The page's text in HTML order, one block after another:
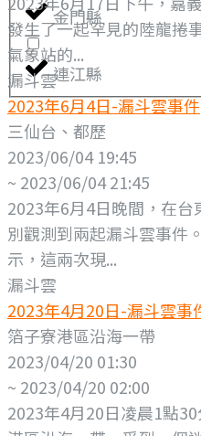
金門縣
連江縣
發生了一起罕見的陸龍捲
氣象站的...
漏斗雲
2023年6月4日-漏斗雲事件
三仙台、都歷
2023/06/04 19:45
~ 2023/06/04 21:45
2023年6月4日晚間，在
別觀測到兩起漏斗雲事件
示，這兩次現...
漏斗雲
2023年4月20日-漏斗雲事
箔子寮港區沿海一帶
2023/04/20 01:30
~ 2023/04/20 02:00
2023年4月20日凌晨1點